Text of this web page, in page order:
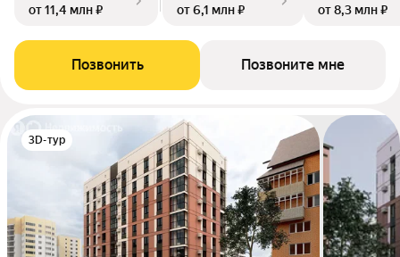
от 11,4 млн ₽
от 6,1 млн ₽
от 8,3 млн ₽
Позвонить Позвоните мне
3D-тур